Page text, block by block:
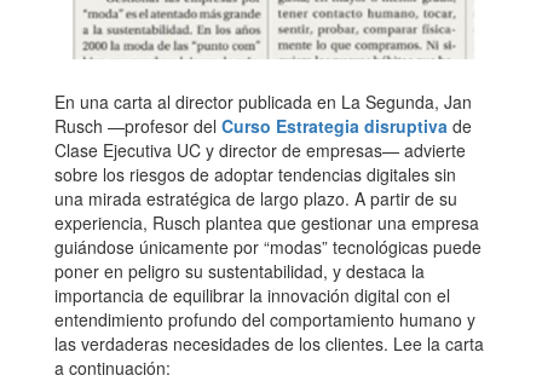
En una carta al director publicada en La Segunda, Jan
Rusch —profesor del Curso Estrategia disruptiva de
Clase Ejecutiva UC y director de empresas— advierte
sobre los riesgos de adoptar tendencias digitales sin
una mirada estratégica de largo plazo. A partir de su
experiencia, Rusch plantea que gestionar una empresa
guiándose únicamente por “modas” tecnológicas puede
poner en peligro su sustentabilidad, y destaca la
importancia de equilibrar la innovación digital con el
entendimiento profundo del comportamiento humano y
las verdaderas necesidades de los clientes. Lee la carta
a continuación: